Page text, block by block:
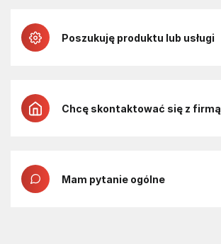
Poszukuję produktu lub usługi
Chcę skontaktować się z firmą
Mam pytanie ogólne